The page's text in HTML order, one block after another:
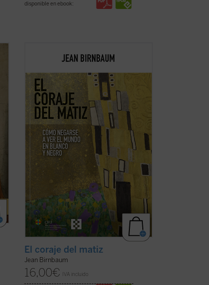
disponible en ebook:
En todas partes, los predicadores feroces
iluminar las mentes. Jean Birnbaum
pretende reconfortar a todos los que se
niegan a aceptar el «embrutecimiento»
de nuestro debate público y que quieren
preservar el ...(ver ficha)
El coraje del matiz
Jean Birnbaum
16,00€ IVA incluido